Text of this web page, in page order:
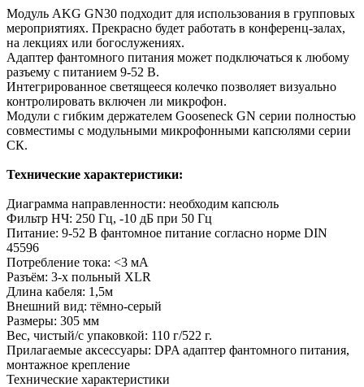
Модуль AKG GN30 подходит для использования в групповых
мероприятиях. Прекрасно будет работать в конференц-залах,
на лекциях или богослужениях.
Адаптер фантомного питания может подключаться к любому
разъему с питанием 9-52 В.
Интегрированное светящееся колечко позволяет визуально
контролировать включен ли микрофон.
Модули с гибким держателем Gooseneck GN серии полностью
совместимы с модульными микрофонными капсюлями серии
СК.
Технические характеристики:
Диаграмма направленности: необходим капсюль
Фильтр НЧ: 250 Гц, -10 дБ при 50 Гц
Питаниe: 9-52 В фантомное питание согласно норме DIN
45596
Потребление тока: <3 мА
Разъём: 3-х польный XLR
Длина кабеля: 1,5м
Внешний вид: тёмно-серый
Размеры: 305 мм
Вес, чистый/с упаковкой: 110 г/522 г.
Прилагаемые аксессуары: DPA адаптер фантомного питания,
монтажное крепление
Технические характеристики